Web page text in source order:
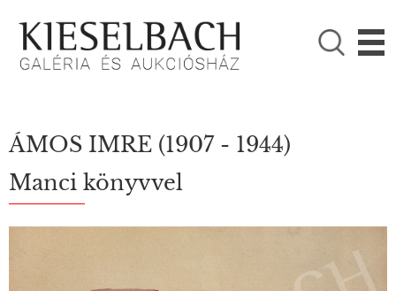

KÉRJÜK VÁLASSZON!
Festmények
ÁMOS IMRE (1907 - 1944)
Manci könyvvel